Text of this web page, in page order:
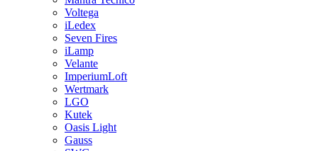
Voltega
iLedex
Seven Fires
iLamp
Velante
ImperiumLoft
Wertmark
LGO
Kutek
Oasis Light
Gauss